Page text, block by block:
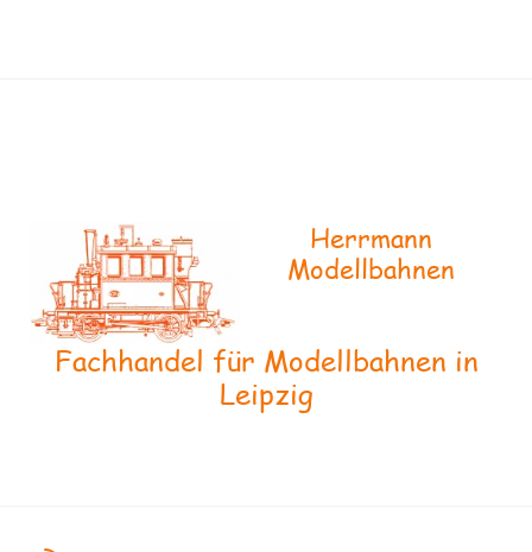
Herrmann
Modellbahnen
Fachhandel für Modellbahnen in
Leipzig